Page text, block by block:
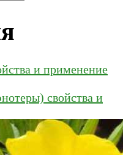
и применение
свойства и